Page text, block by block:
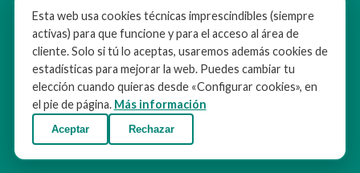
Sobre nosotros Contacto
Blog
Aviso legal
Instituciones
Empresas
Política de Cookies
Mi cuenta
Vende tu dispositivo
Trabaja con nosotros
Configurar cookies
Esta web usa cookies técnicas imprescindibles (siempre
activas) para que funcione y para el acceso al área de
cliente. Solo si tú lo aceptas, usaremos además cookies de
estadísticas para mejorar la web. Puedes cambiar tu
elección cuando quieras desde «Configurar cookies», en
el pie de página. Más información
Aceptar Rechazar